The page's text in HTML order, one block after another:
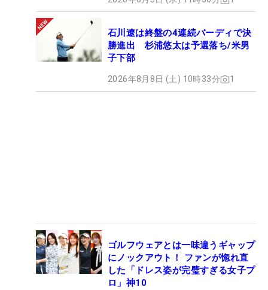
石川遼は終盤の4連続バーディで決
勝進出 杉浦悠太は予選落ち/米男
子下部
2026年8月8日 (土) 10時33分 1
ゴルフウェアとは一味違うギャップ
にノックアウト！ ファンが惚れ直
した「ドレス姿が完璧すぎる女子プ
ロ」神10